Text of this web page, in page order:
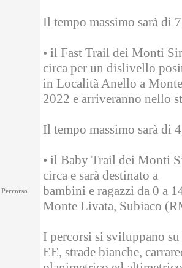
Percorso
Il tempo massimo sarà di
• il Fast Trail dei Monti
circa per un dislivello
in Località Anello a
2022 e arriveranno nello
Il tempo massimo sarà di
• il Baby Trail dei Monti
circa e sarà destinato a
bambini e ragazzi da 0 a
Monte Livata, Subiaco
I percorsi si sviluppano
EE, strade bianche,